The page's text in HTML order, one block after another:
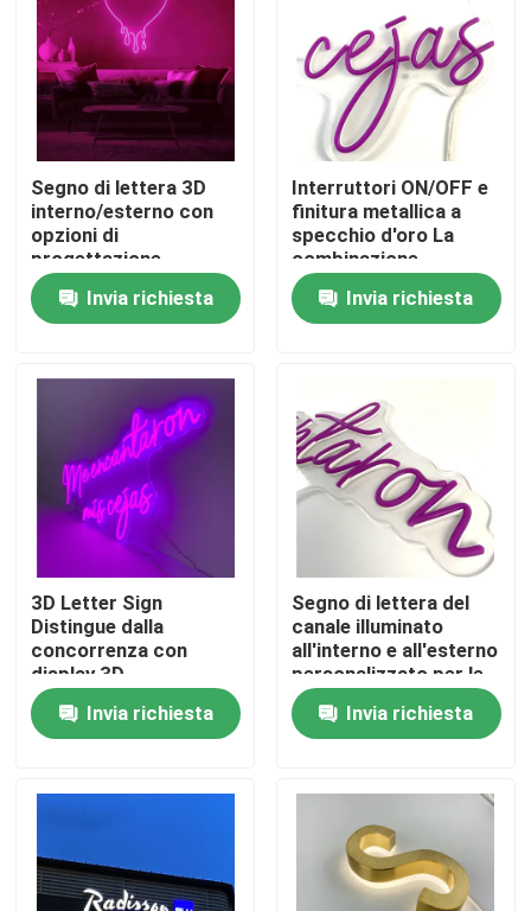
Casa
Prodotti
Circa noi
Giro della fabbrica
Controllo di qualità
Contattici
Richieda una citazione
Segno retroilluminato della lettera
Segno di lettera 3D
interno/esterno con
opzioni di
progettazione
personalizzate
SMD5050Invia richiesta
Interruttori ON/OFF e
finitura metallica a
specchio d'oro La
combinazione
perfetta per segni di
lettere LED 3D
personalizzabili
Invia richiesta
3D Letter Sign
Distingue dalla
concorrenza con
display 3D
interni/esterni
Invia richiesta
Segno di lettera del
canale illuminato
all'interno e all'esterno
personalizzato per le
soluzioni di branding
aziendaleInvia richiesta